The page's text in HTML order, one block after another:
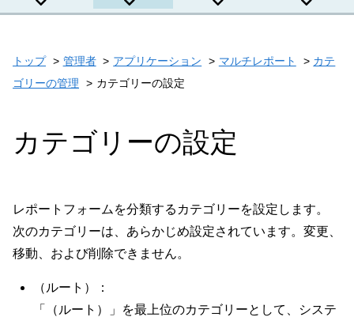
トップ 管理者 アプリケーション マルチレポート
カテ
ゴリーの管理
カテゴリーの設定
カテゴリーの設定
レポートフォームを分類するカテゴリーを設定します。
次のカテゴリーは、あらかじめ設定されています。変更、
移動、および削除できません。
（ルート）：
「（ルート）」を最上位のカテゴリーとして、システ